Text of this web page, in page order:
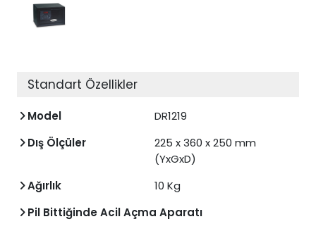
Standart Özellikler
Model
DR1219
Dış Ölçüler
225 x 360 x 250 mm
(YxGxD)
Ağırlık
10 Kg
Pil Bittiğinde Acil Açma Aparatı